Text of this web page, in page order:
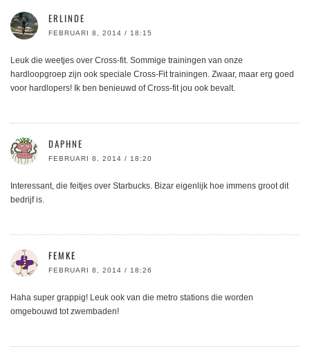
ERLINDE
FEBRUARI 8, 2014 / 18:15
Leuk die weetjes over Cross-fit. Sommige trainingen van onze
hardloopgroep zijn ook speciale Cross-Fit trainingen. Zwaar, maar erg goed
voor hardlopers! Ik ben benieuwd of Cross-fit jou ook bevalt.
DAPHNE
FEBRUARI 8, 2014 / 18:20
Interessant, die feitjes over Starbucks. Bizar eigenlijk hoe immens groot dit
bedrijf is.
FEMKE
FEBRUARI 8, 2014 / 18:26
Haha super grappig! Leuk ook van die metro stations die worden
omgebouwd tot zwembaden!